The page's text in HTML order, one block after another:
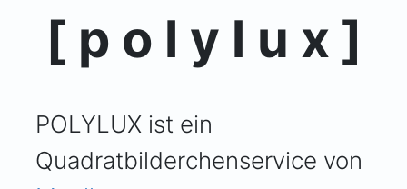
[ p o l y l u x ]
POLYLUX ist ein
Quadratbilderchenservice von